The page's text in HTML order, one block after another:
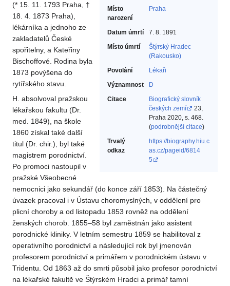
Místo
narození
Praha
Datum úmrtí
7. 8. 1891
Místo úmrtí
Štýrský Hradec
(Rakousko)
Povolání
Lékaři‎
Významnost
D
Citace
Biografický slovník
českých zemí
23,
Praha 2020, s. 468.
(podrobnější citace)
Trvalý
odkaz
https://biography.hiu.c
as.cz/pageid/6814
5
(* 15. 11. 1793 Praha, †
18. 4. 1873 Praha),
lékárníka a jednoho ze
zakladatelů České
spořitelny, a Kateřiny
Bischoffové. Rodina byla
1873 povýšena do
rytířského stavu.
H. absolvoval pražskou
lékařskou fakultu (Dr.
med. 1849), na škole
1860 získal také další
titul (Dr. chir.), byl také
magistrem porodnictví.
Po promoci nastoupil v
pražské Všeobecné
nemocnici jako sekundář (do konce září 1853). Na částečný
úvazek pracoval i v Ústavu choromyslných, v oddělení pro
plicní choroby a od listopadu 1853 rovněž na oddělení
ženských chorob. 1855–58 byl zaměstnán jako asistent
porodnické kliniky. V letním semestru 1859 se habilitoval z
operativního porodnictví a následující rok byl jmenován
profesorem porodnictví a primářem v porodnickém ústavu v
Tridentu. Od 1863 až do smrti působil jako profesor porodnictví
na lékařské fakultě ve Štýrském Hradci a primář tamní